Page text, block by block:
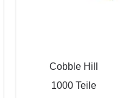
Cobble Hill
1000 Teile